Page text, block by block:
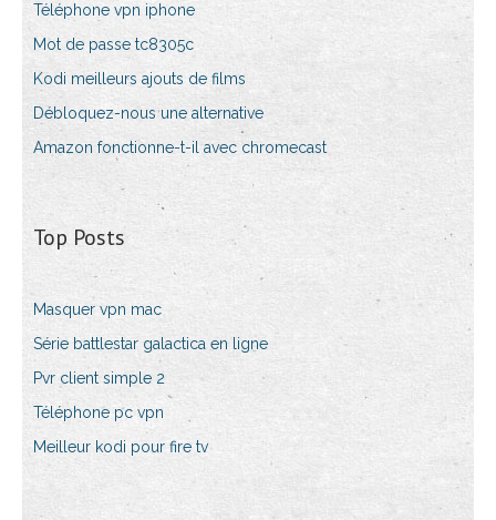
Téléphone vpn iphone
Mot de passe tc8305c
Kodi meilleurs ajouts de films
Débloquez-nous une alternative
Amazon fonctionne-t-il avec chromecast
Top Posts
Masquer vpn mac
Série battlestar galactica en ligne
Pvr client simple 2
Téléphone pc vpn
Meilleur kodi pour fire tv